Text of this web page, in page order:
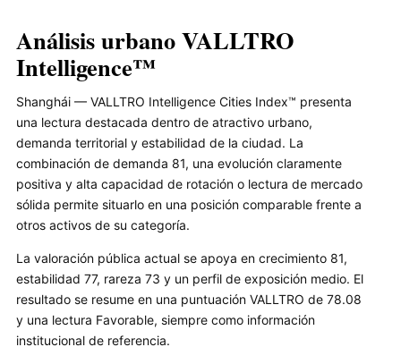
Análisis urbano VALLTRO
Intelligence™
Shanghái — VALLTRO Intelligence Cities Index™ presenta
una lectura destacada dentro de atractivo urbano,
demanda territorial y estabilidad de la ciudad. La
combinación de demanda 81, una evolución claramente
positiva y alta capacidad de rotación o lectura de mercado
sólida permite situarlo en una posición comparable frente a
otros activos de su categoría.
La valoración pública actual se apoya en crecimiento 81,
estabilidad 77, rareza 73 y un perfil de exposición medio. El
resultado se resume en una puntuación VALLTRO de 78.08
y una lectura Favorable, siempre como información
institucional de referencia.